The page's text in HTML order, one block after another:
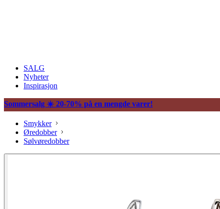
SALG
Nyheter
Inspirasjon
Sommersalg ☀️ 20-70% på en mengde varer!
Smykker
Øredobber
Sølvøredobber